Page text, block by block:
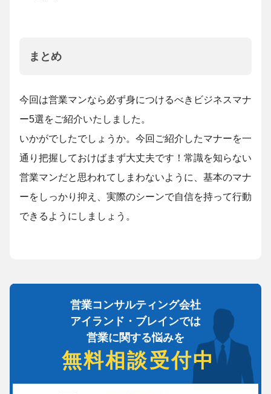
まとめ
今回は営業マンなら必ず身につけるべきビジネスマナ
ー5選をご紹介いたしました。
いかがでしたでしょうか。今回ご紹介したマナーを一
通り把握しておけばまず大丈夫です！常識を知らない
営業マンだと思われてしまわないように、基本のマナ
ーをしっかり抑え、実際のシーンで自信を持って行動
できるようにしましょう。
営業コンサルティング会社
アイランド・ブレインでは
営業に関する悩みを
無料相談受付中